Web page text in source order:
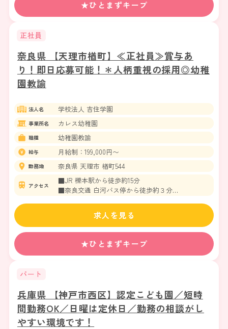
★ひとまずキープ
正社員
奈良県 【天理市楢町】≪正社員≫賞与あ
り！即日応募可能！＊人柄重視の採用◎幼稚
園教諭
法人名 学校法人 吉住学園
事業所名 カレス幼稚園
職種 幼稚園教諭
給与 月給制：199,000円〜
勤務地 奈良県 天理市 楢町544
アクセス
■JR 櫟本駅から徒歩約15分
■奈良交通 白河バス停から徒歩約３分
★ひとまずキープ
求人を見る
パート
兵庫県 【神戸市西区】認定こども園／短時
間勤務OK／日曜は定休日／勤務の相談がし
やすい環境です！